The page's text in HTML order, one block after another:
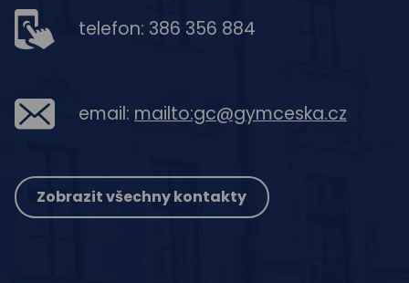
telefon: 386 356 884
email: mailto:gc@gymceska.cz
Zobrazit všechny kontakty